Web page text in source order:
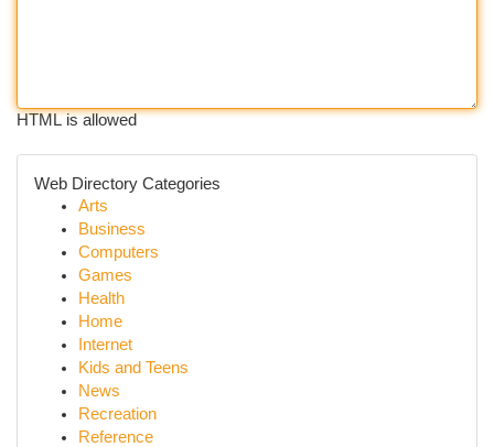
HTML is allowed
Web Directory Categories
Arts
Business
Computers
Games
Health
Home
Internet
Kids and Teens
News
Recreation
Reference